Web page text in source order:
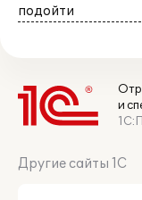
подойти
и
Другие сайты 1С